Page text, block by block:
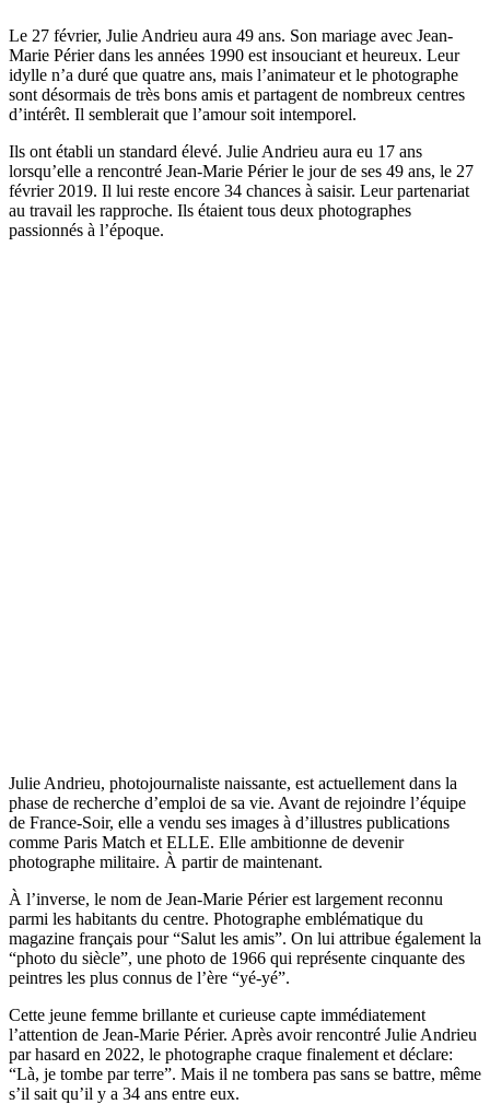
Le 27 février, Julie Andrieu aura 49 ans. Son mariage avec Jean-
Marie Périer dans les années 1990 est insouciant et heureux. Leur
idylle n’a duré que quatre ans, mais l’animateur et le photographe
sont désormais de très bons amis et partagent de nombreux centres
d’intérêt. Il semblerait que l’amour soit intemporel.
Ils ont établi un standard élevé. Julie Andrieu aura eu 17 ans
lorsqu’elle a rencontré Jean-Marie Périer le jour de ses 49 ans, le 27
février 2019. Il lui reste encore 34 chances à saisir. Leur partenariat
au travail les rapproche. Ils étaient tous deux photographes
passionnés à l’époque.
Julie Andrieu, photojournaliste naissante, est actuellement dans la
phase de recherche d’emploi de sa vie. Avant de rejoindre l’équipe
de France-Soir, elle a vendu ses images à d’illustres publications
comme Paris Match et ELLE. Elle ambitionne de devenir
photographe militaire. À partir de maintenant.
À l’inverse, le nom de Jean-Marie Périer est largement reconnu
parmi les habitants du centre. Photographe emblématique du
magazine français pour “Salut les amis”. On lui attribue également la
“photo du siècle”, une photo de 1966 qui représente cinquante des
peintres les plus connus de l’ère “yé-yé”.
Cette jeune femme brillante et curieuse capte immédiatement
l’attention de Jean-Marie Périer. Après avoir rencontré Julie Andrieu
par hasard en 2022, le photographe craque finalement et déclare:
“Là, je tombe par terre”. Mais il ne tombera pas sans se battre, même
s’il sait qu’il y a 34 ans entre eux.